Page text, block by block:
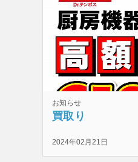
お知らせ
買取り
2024年02月21日